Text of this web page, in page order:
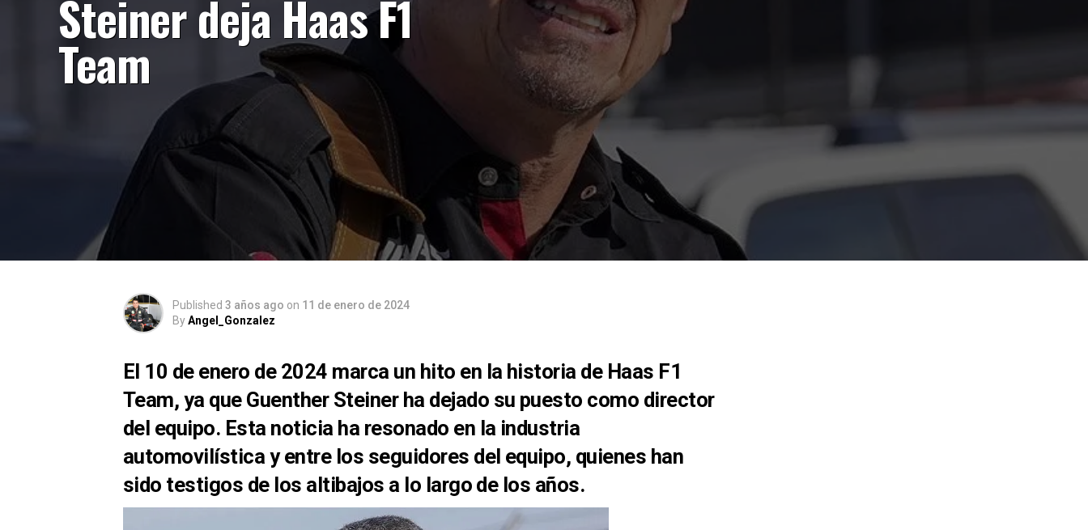
Steiner deja Haas F1
Team
Published 3 años ago on 11 de enero de 2024
ByAngel_Gonzalez
El 10 de enero de 2024 marca un hito en la historia de Haas F1
Team, ya que Guenther Steiner ha dejado su puesto como director
del equipo. Esta noticia ha resonado en la industria
automovilística y entre los seguidores del equipo, quienes han
sido testigos de los altibajos a lo largo de los años.